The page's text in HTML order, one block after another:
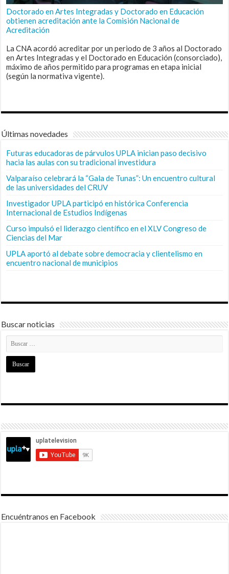
Doctorado en Artes Integradas y Doctorado en Educación
obtienen acreditación ante la Comisión Nacional de
Acreditación
La CNA acordó acreditar por un periodo de 3 años al Doctorado
en Artes Integradas y el Doctorado en Educación (consorciado),
máximo de años permitido para programas en etapa inicial
(según la normativa vigente).
Últimas novedades
Futuras educadoras de párvulos UPLA inician paso decisivo
hacia las aulas con su tradicional investidura
Valparaíso celebrará la “Gala de Tunas”: Un encuentro cultural
de las universidades del CRUV
Investigador UPLA participó en histórica Conferencia
Internacional de Estudios Indígenas
Curso impulsó el liderazgo científico en el XLV Congreso de
Ciencias del Mar
UPLA aportó al debate sobre democracia y clientelismo en
encuentro nacional de municipios
Buscar noticias
Encuéntranos en Facebook